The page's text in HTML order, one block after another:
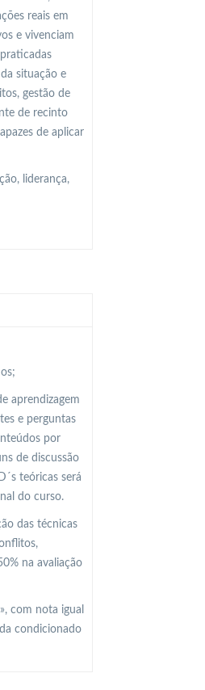
reais em
e vivenciam
situação e
gestão de
de recinto
de aplicar
liderança,
aprendizagem
e perguntas
por
de discussão
teóricas será
do curso.
das técnicas
na avaliação
com nota igual
condicionado